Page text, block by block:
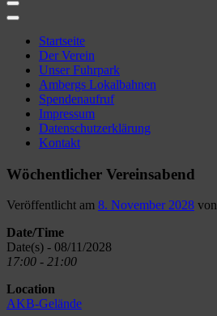
Startseite
Der Verein
Unser Fuhrpark
Ambergs Lokalbahnen
Spendenaufruf
Impressum
Datenschutzerklärung
Kontakt
Wöchentlicher Vereinsabend
Veröffentlicht am 8. November 2028 von
Date/Time
Date(s) - 08/11/2028
17:00 - 21:00
Location
AKB-Gelände